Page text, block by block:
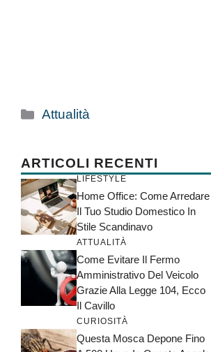
Categorie
Attualità
ARTICOLI RECENTI
LIFESTYLE
Home Office: Come Arredare
Il Tuo Studio Domestico In
Stile Scandinavo
ATTUALITÀ
Come Evitare Il Fermo
Amministrativo Del Veicolo
Grazie Alla Legge 104, Ecco
Il Cavillo
CURIOSITÀ
Questa Mosca Depone Fino